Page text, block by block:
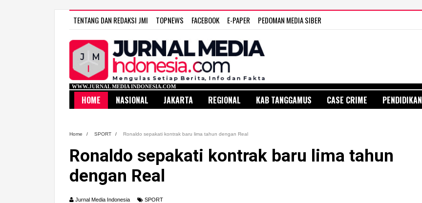
TENTANG DAN REDAKSI JMI TOPNEWS FACEBOOK E-PAPER PEDOMAN MEDIA SIBER
WWW.JURNAL MEDIA INDONESIA.COM
HOME NASIONAL JAKARTA REGIONAL KAB TANGGAMUS CASE CRIME PENDIDIKAN
Home / SPORT / Ronaldo sepakati kontrak baru lima tahun dengan Real
Ronaldo sepakati kontrak baru lima tahun
dengan Real
Jurnal Media Indonesia SPORT